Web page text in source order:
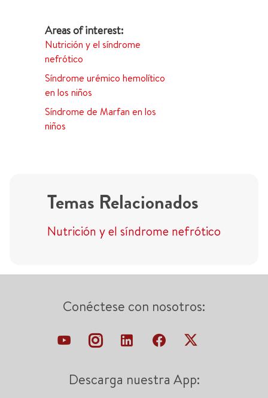
Nutrición y el síndrome
nefrótico
Síndrome urémico hemolítico
en los niños
Síndrome de Marfan en los
niños
Temas Relacionados
Nutrición y el síndrome nefrótico
Conéctese con nosotros:
Descarga nuestra App: